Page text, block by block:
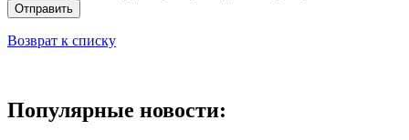
Отправить
Возврат к списку
Популярные новости: